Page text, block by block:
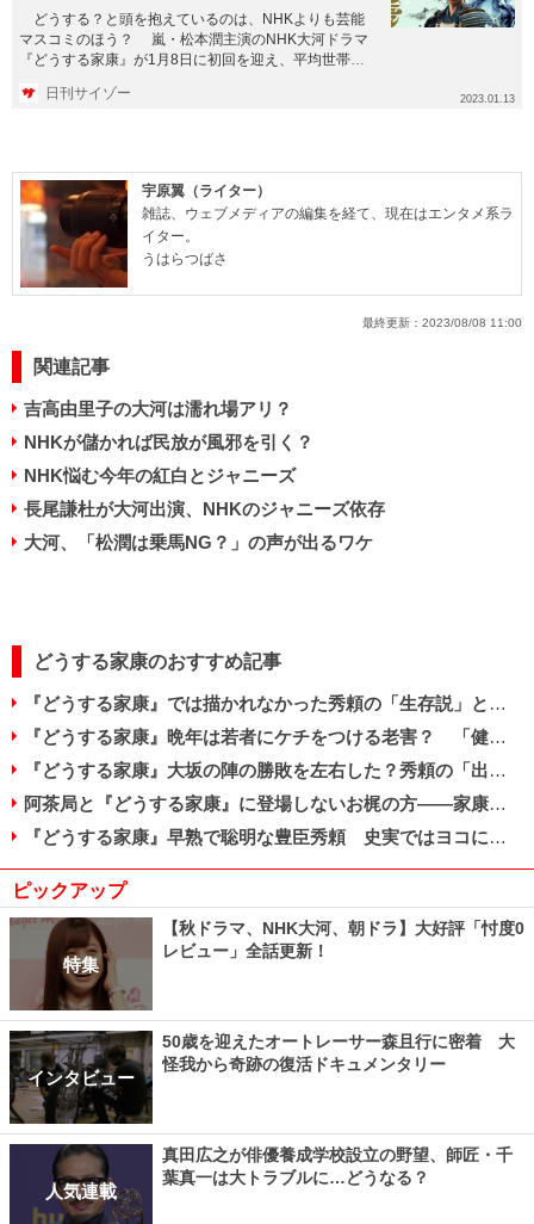
どうする？と頭を抱えているのは、NHKよりも芸能
マスコミのほう？ 嵐・松本潤主演のNHK大河ドラマ
『どうする家康』が1月8日に初回を迎え、平均世帯視
日刊サイゾー 2023.01.13
宇原翼（ライター）
雑誌、ウェブメディアの編集を経て、現在はエンタメ系ラ
イター。
うはらつばさ
最終更新： 2023/08/08 11:00
関連記事
吉高由里子の大河は濡れ場アリ？
NHKが儲かれば民放が風邪を引く？
NHK悩む今年の紅白とジャニーズ
長尾謙杜が大河出演、NHKのジャニーズ依存
大河、「松潤は乗馬NG？」の声が出るワケ
どうする家康のおすすめ記事
『どうする家康』では描かれなかった秀頼の「生存説」と子どもたちの数奇な運命
『どうする家康』晩年は若者にケチをつける老害？ 「健康マニア」家康の死因とは
『どうする家康』大坂の陣の勝敗を左右した？秀頼の「出陣」と真田信繫の提言
阿茶局と『どうする家康』に登場しないお梶の方――家康が信頼した2人の側室
『どうする家康』早熟で聡明な豊臣秀頼 史実ではヨコにもでかい巨漢だった？
ピックアップ
特集
【秋ドラマ、NHK大河、朝ドラ】大好評「忖度0
レビュー」全話更新！
インタビュー
50歳を迎えたオートレーサー森且行に密着 大
怪我から奇跡の復活ドキュメンタリー
人気連載
真田広之が俳優養成学校設立の野望、師匠・千
葉真一は大トラブルに…どうなる？